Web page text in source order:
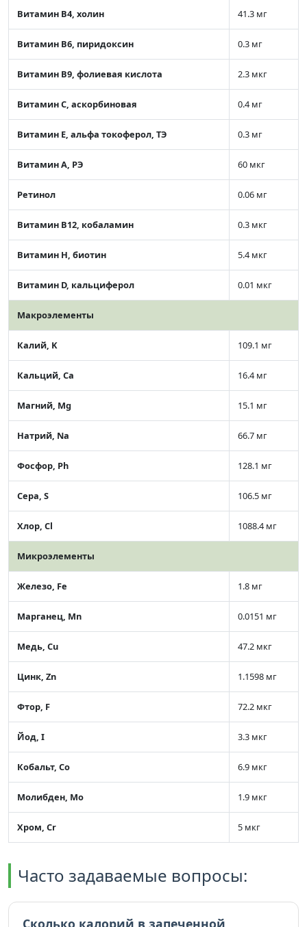
Витамин В4, холин 41.3 мг
Витамин В6, пиридоксин 0.3 мг
Витамин В9, фолиевая кислота 2.3 мкг
Витамин C, аскорбиновая 0.4 мг
Витамин Е, альфа токоферол, ТЭ 0.3 мг
Витамин А, РЭ 60 мкг
Ретинол 0.06 мг
Витамин В12, кобаламин 0.3 мкг
Витамин Н, биотин 5.4 мкг
Витамин D, кальциферол 0.01 мкг
Макроэлементы
Калий, K 109.1 мг
Кальций, Ca 16.4 мг
Магний, Mg 15.1 мг
Натрий, Na 66.7 мг
Фосфор, Ph 128.1 мг
Сера, S 106.5 мг
Хлор, Cl 1088.4 мг
Микроэлементы
Железо, Fe 1.8 мг
Марганец, Mn 0.0151 мг
Медь, Cu 47.2 мкг
Цинк, Zn 1.1598 мг
Фтор, F 72.2 мкг
Йод, I 3.3 мкг
Кобальт, Co 6.9 мкг
Молибден, Mo 1.9 мкг
Хром, Cr 5 мкг
Часто задаваемые вопросы:
Сколько калорий в запеченной